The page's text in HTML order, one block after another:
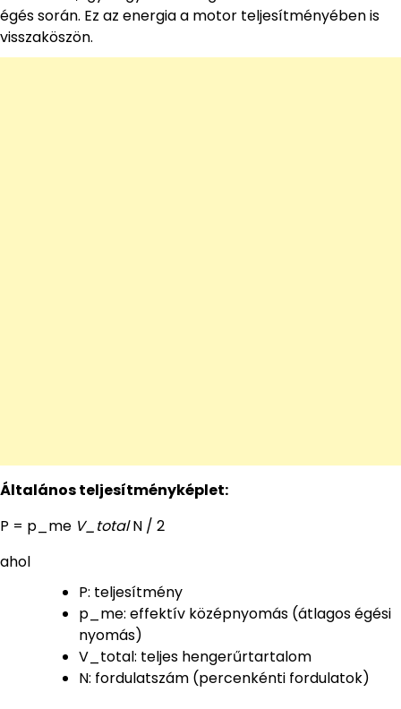
égés során. Ez az energia a motor teljesítményében is
visszaköszön.
Általános teljesítményképlet:
P = p_me V_totalN / 2
ahol
P: teljesítmény
p_me: effektív középnyomás (átlagos égési
nyomás)
V_total: teljes hengerűrtartalom
N: fordulatszám (percenkénti fordulatok)